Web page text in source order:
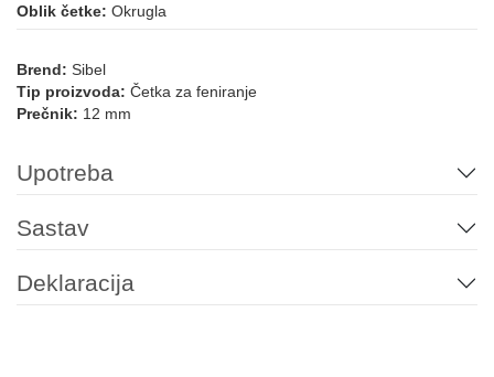
Oblik četke: Okrugla
Brend: Sibel
Tip proizvoda: Četka za feniranje
Prečnik: 12 mm
Upotreba
Sastav
Deklaracija